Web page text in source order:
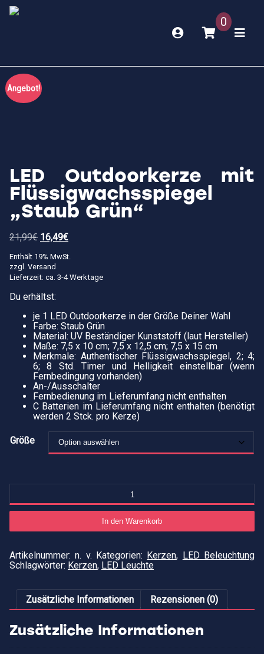
0
Angebot!
LED Outdoorkerze mit
Flüssigwachsspiegel
„Staub Grün“
21,99€ Ursprünglicher
war:
21,99€
16,49€Aktueller
ist:
Enthält 19% MwSt.
zzgl. Versand
Lieferzeit: ca. 3-4 Werktage
Du erhältst:
je 1 LED Outdoorkerze in der Größe Deiner Wahl
Farbe: Staub Grün
Material: UV Beständiger Kunststoff (laut Hersteller)
Maße: 7,5 x 10 cm; 7,5 x 12,5 cm; 7,5 x 15 cm
Merkmale: Authentischer Flüssigwachsspiegel, 2; 4;
6; 8 Std. Timer und Helligkeit einstellbar (wenn
Fernbedingung vorhanden)
An-/Ausschalter
Fernbedienung im Lieferumfang nicht enthalten
C Batterien im Lieferumfang nicht enthalten (benötigt
werden 2 Stck. pro Kerze)
Größe
In den Warenkorb
Artikelnummer:n. v. Kategorien: Kerzen, LED Beleuchtung
Schlagwörter: Kerzen, LED Leuchte
Zusätzliche Informationen Rezensionen (0)
Zusätzliche Informationen